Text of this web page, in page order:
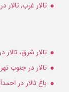
تالار غرب, تالار
تالار شرق، تالار
تالار در جنوب
باغ تالار در